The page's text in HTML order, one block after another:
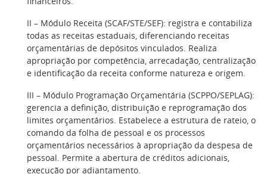
II – Módulo Receita (SCAF/STE/SEF): registra e contabiliza
todas as receitas estaduais, diferenciando receitas
orçamentárias de depósitos vinculados. Realiza
apropriação por competência, arrecadação, centralização
e identificação da receita conforme natureza e origem.
III – Módulo Programação Orçamentária (SCPPO/SEPLAG):
gerencia a definição, distribuição e reprogramação dos
limites orçamentários. Estabelece a estrutura de rateio, o
comando da folha de pessoal e os processos
orçamentários necessários à apropriação da despesa de
pessoal. Permite a abertura de créditos adicionais,
execução por adiantamento.